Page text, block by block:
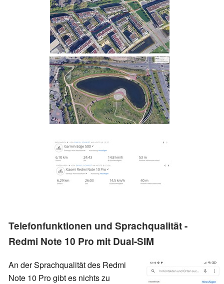
Telefonfunktionen und Sprachqualität -
Redmi Note 10 Pro mit Dual-SIM
An der Sprachqualität des Redmi
Note 10 Pro gibt es nichts zu